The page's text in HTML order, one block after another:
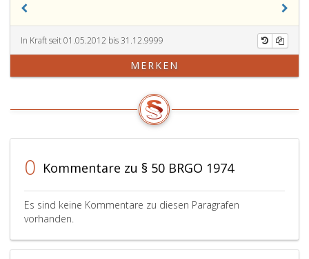
und
auf
des
betrieblichen
Berufsausbildung
sowie
betrieblicher
Umschulungsmaßnahmen;
werden
solche
vom
im
den
Beseitigung
oder
Milderung
von
die
Arbeitnehmer
nachteiligen
Folgen
Betriebsänderungen
Sinne
109,
der
Betriebsrat
(Betriebsausschuß)
haben
Jugendvertrauensrat
vom
Zeitpunkt
einer
im
des
mindestens
In Kraft seit 01.05.2012 bis 31.12.9999
MERKEN
0 Kommentare zu § 50 BRGO 1974
Es sind keine Kommentare zu diesen Paragrafen
vorhanden.